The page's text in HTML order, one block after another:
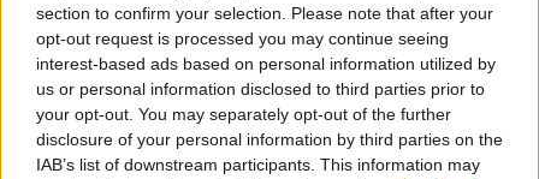
section to confirm your selection. Please note that after your
opt-out request is processed you may continue seeing
interest-based ads based on personal information utilized by
us or personal information disclosed to third parties prior to
your opt-out. You may separately opt-out of the further
disclosure of your personal information by third parties on the
IAB’s list of downstream participants. This information may